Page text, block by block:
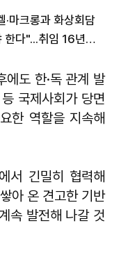
·마크롱과 화상회담
메르켈 "우리 모두 페미니스트가 돼야 한다"...취임 16년만 첫 공개선언
에도 한·독 관계 발
국제사회가 당면
한 역할을 지속해
서 긴밀히 협력해
아 온 견고한 기반
속 발전해 나갈 것